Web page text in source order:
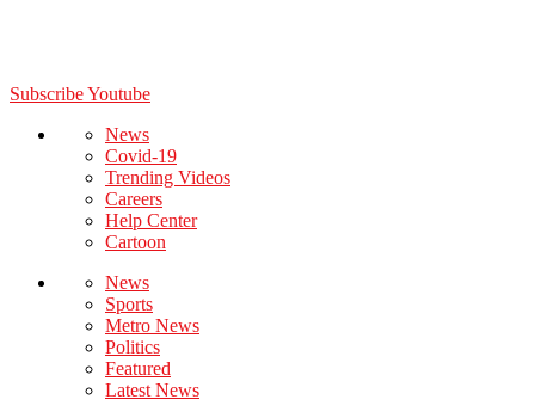
Subscribe Youtube
News
Covid-19
Trending Videos
Careers
Help Center
Cartoon
News
Sports
Metro News
Politics
Featured
Latest News